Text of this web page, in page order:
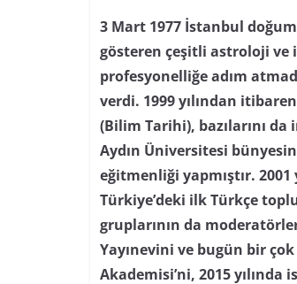
3 Mart 1977 İstanbul
gösteren çeşitli astroloji
profesyonelliğe adım
verdi. 1999 yılından
(Bilim Tarihi), bazılarını
Aydın Üniversitesi
eğitmenliği yapmıştır.
Türkiye’deki ilk Türkçe
gruplarının da
Yayınevini ve bugün bir
Akademisi’ni, 2015